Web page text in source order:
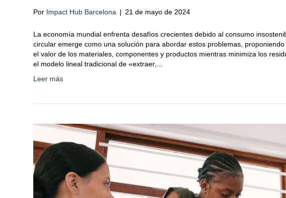
Por Impact Hub Barcelona | 21 de mayo de 2024
La economía mundial enfrenta desafíos crecientes debido al consumo
circular emerge como una solución para abordar estos problemas,
el valor de los materiales, componentes y productos mientras minimiza los
el modelo lineal tradicional de «extraer,…
Leer más